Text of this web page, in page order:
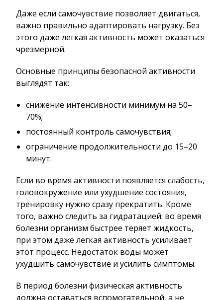
Даже если самочувствие позволяет двигаться,
важно правильно адаптировать нагрузку. Без
этого даже легкая активность может оказаться
чрезмерной.
Основные принципы безопасной активности
выглядят так:
снижение интенсивности минимум на 50–
70%;
постоянный контроль самочувствия;
ограничение продолжительности до 15–20
минут.
Если во время активности появляется слабость,
головокружение или ухудшение состояния,
тренировку нужно сразу прекратить. Кроме
того, важно следить за гидратацией: во время
болезни организм быстрее теряет жидкость,
при этом даже легкая активность усиливает
этот процесс. Недостаток воды может
ухудшить самочувствие и усилить симптомы.
В период болезни физическая активность
должна оставаться вспомогательной, а не